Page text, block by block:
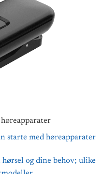
starte med høreapparater
og dine behov; ulike